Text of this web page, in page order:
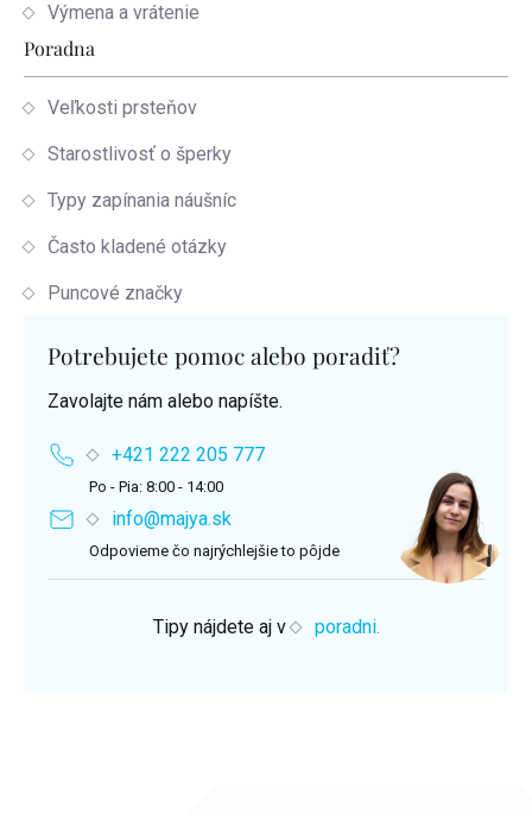
Výmena a vrátenie
Poradna
Veľkosti prsteňov
Starostlivosť o šperky
Typy zapínania náušníc
Často kladené otázky
Puncové značky
Potrebujete pomoc alebo poradiť?
Zavolajte nám alebo napíšte.
+421 222 205 777
Po - Pia: 8:00 - 14:00
info@majya.sk
Odpovieme čo najrýchlejšie to pôjde
Tipy nájdete aj v poradni.